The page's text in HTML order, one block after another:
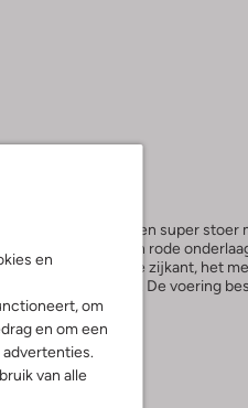
en
om
en om een
van alle
van RED-RAG is een super
textiel met een rode
witte lijnen aan de zijkant, het
draaisluiting. De voering